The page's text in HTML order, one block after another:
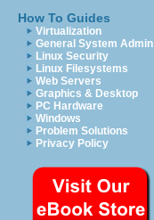
How To Guides
Virtualization
General System Admin
Linux Security
Linux Filesystems
Web Servers
Graphics & Desktop
PC Hardware
Windows
Problem Solutions
Privacy Policy